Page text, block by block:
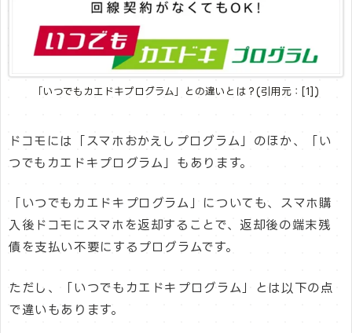
「いつでもカエドキプログラム」との違いとは？(引用元：[1])
ドコモには「スマホおかえしプログラム」のほか、「い
つでもカエドキプログラム」もあります。
「いつでもカエドキプログラム」についても、スマホ購
入後ドコモにスマホを返却することで、返却後の端末残
債を支払い不要にするプログラムです。
ただし、「いつでもカエドキプログラム」とは以下の点
で違いもあります。